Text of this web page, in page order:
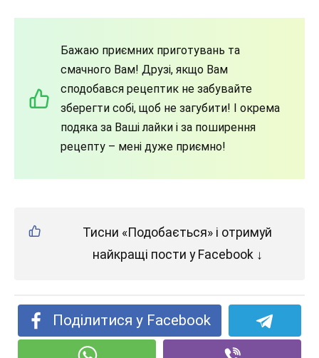
Бажаю приємних приготувань та
смачного Вам! Друзі, якщо Вам
сподобався рецептик не забувайте
зберегти собі, щоб не загубити! І окрема
подяка за Ваші лайки і за поширення
рецепту – мені дуже приємно!
Тисни «Подобається» і отримуй
найкращі пости у Facebook ↓
Поділитися у Facebook